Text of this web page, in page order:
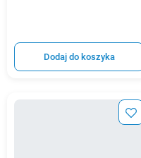
Dodaj do koszyka